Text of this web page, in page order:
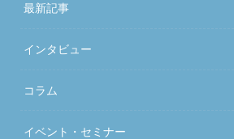
最新記事
インタビュー
コラム
イベント・セミナー